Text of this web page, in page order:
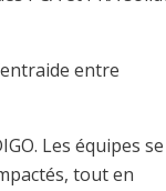
entre
Les équipes se
tout en